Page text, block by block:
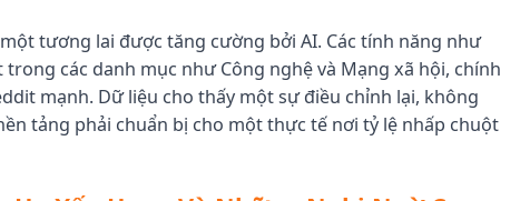
tương lai được tăng cường bởi AI. Các tính năng như
các danh mục như Công nghệ và Mạng xã hội, chính
mạnh. Dữ liệu cho thấy một sự điều chỉnh lại, không
tảng phải chuẩn bị cho một thực tế nơi tỷ lệ nhấp chuột